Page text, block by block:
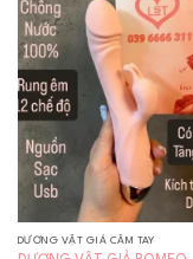
DƯƠNG VẬT GIẢ CẦM TAY